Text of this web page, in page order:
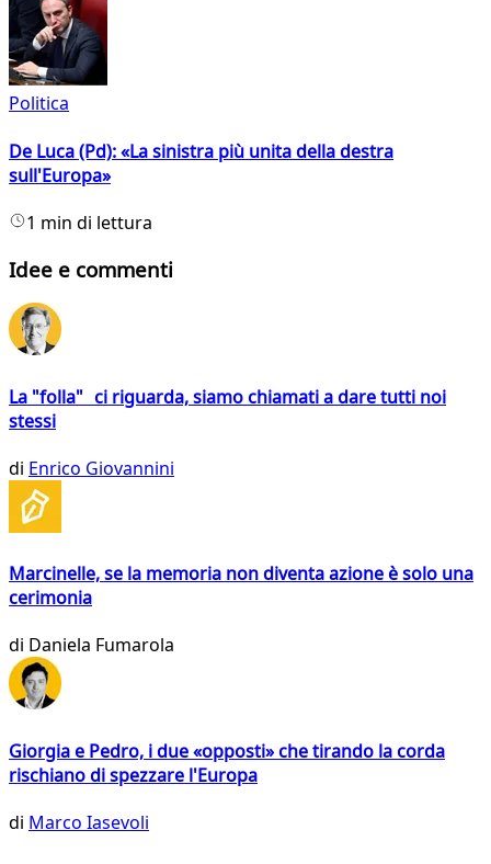
Politica
De Luca (Pd): «La sinistra più unita della destra
sull'Europa»
1 min di lettura
Idee e commenti
La "folla" ci riguarda, siamo chiamati a dare tutti noi
stessi
di Enrico Giovannini
Marcinelle, se la memoria non diventa azione è solo una
cerimonia
di Daniela Fumarola
Giorgia e Pedro, i due «opposti» che tirando la corda
rischiano di spezzare l'Europa
di Marco Iasevoli